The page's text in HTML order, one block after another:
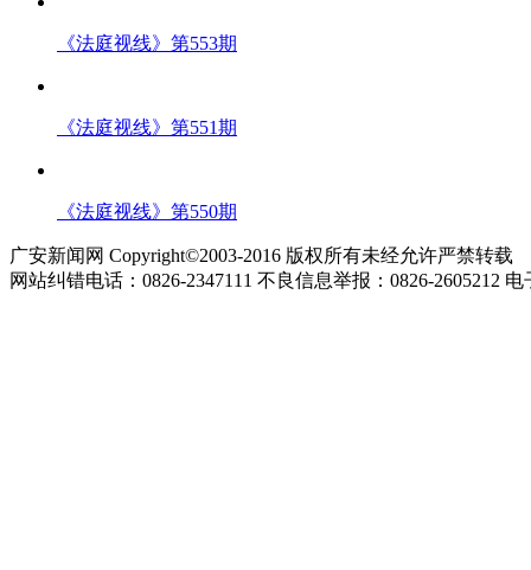
《法庭视线》第553期
《法庭视线》第551期
《法庭视线》第550期
广安新闻网 Copyright©2003-2016 版权所有未经允许严禁转载
网站纠错电话：0826-2347111 不良信息举报：0826-2605212